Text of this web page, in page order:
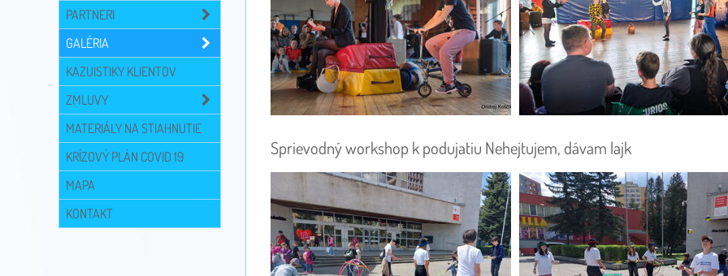
Sprievodný workshop k podujatiu Nehejtujem, dávam lajk
PARTNERI
GALÉRIA
KAZUISTIKY KLIENTOV
ZMLUVY
MATERIÁLY NA STIAHNUTIE
KRÍZOVÝ PLÁN COVID 19
MAPA
KONTAKT